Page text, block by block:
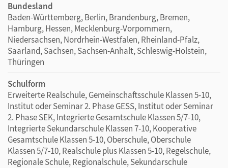
Bundesland
Baden-Württemberg, Berlin, Brandenburg, Bremen,
Hamburg, Hessen, Mecklenburg-Vorpommern,
Niedersachsen, Nordrhein-Westfalen, Rheinland-Pfalz,
Saarland, Sachsen, Sachsen-Anhalt, Schleswig-Holstein,
Thüringen
Schulform
Erweiterte Realschule, Gemeinschaftsschule Klassen 5-10,
Institut oder Seminar 2. Phase GESS, Institut oder Seminar
2. Phase SEK, Integrierte Gesamtschule Klassen 5/7-10,
Integrierte Sekundarschule Klassen 7-10, Kooperative
Gesamtschule Klassen 5-10, Oberschule, Oberschule
Klassen 5/7-10, Realschule plus Klassen 5-10, Regelschule,
Regionale Schule, Regionalschule, Sekundarschule